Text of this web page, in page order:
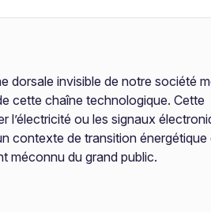
dorsale invisible de notre société
cette chaîne technologique. Cette
ou les signaux
contexte de transition énergétique
méconnu du grand public.